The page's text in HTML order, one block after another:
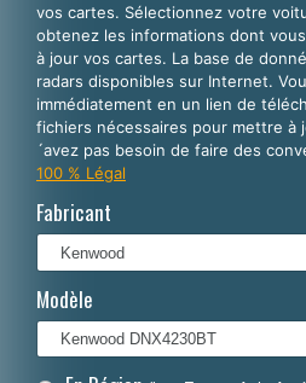
English
Español
Português
Deutsch
Italiano
Polski
Nederlands
Dansk
vos cartes. Sélectionnez votre
obtenez les informations dont
à jour vos cartes. La base de
radars disponibles sur Internet.
immédiatement en un lien de
fichiers nécessaires pour mettre à
´avez pas besoin de faire des
100 % Légal
Fabricant
Modèle